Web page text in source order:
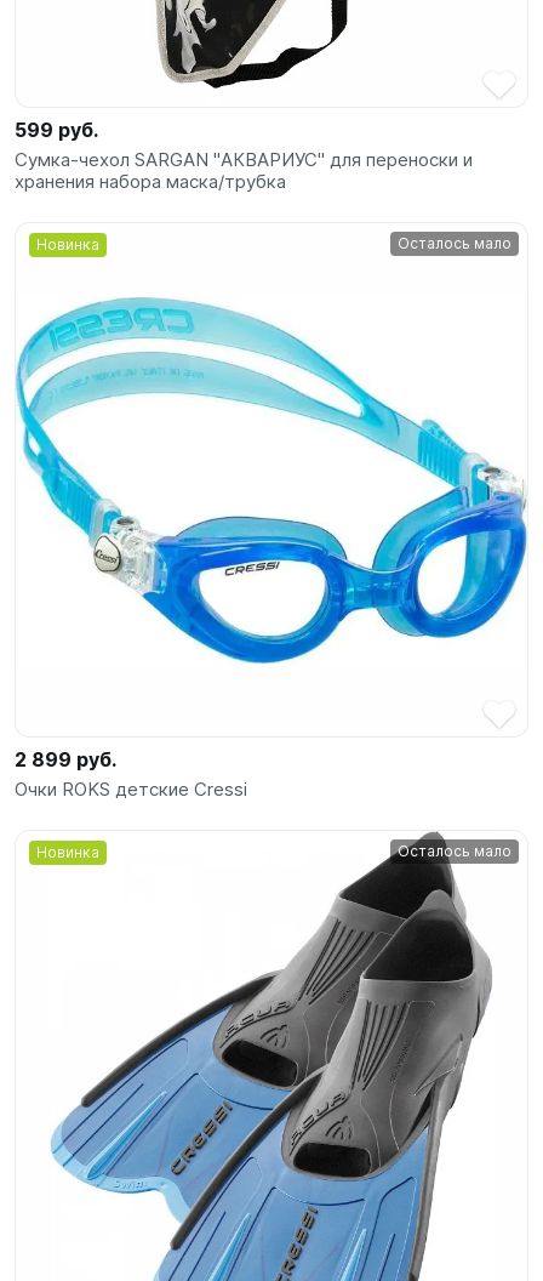
599 руб.
Сумка-чехол SARGAN "АКВАРИУС" для переноски и
хранения набора маска/трубка
Новинка Осталось мало
2 899 руб.
Очки ROKS детские Cressi
Новинка Осталось мало